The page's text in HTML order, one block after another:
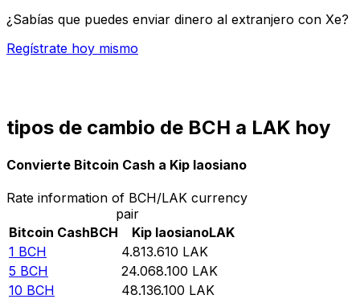
¿Sabías que puedes enviar dinero al extranjero con Xe?
Regístrate hoy mismo
tipos de cambio de BCH a LAK hoy
Convierte Bitcoin Cash a Kip laosiano
Rate information of BCH/LAK currency
pair
Bitcoin CashBCH Kip laosianoLAK
1 BCH 4.813.610 LAK
5 BCH 24.068.100 LAK
10 BCH 48.136.100 LAK